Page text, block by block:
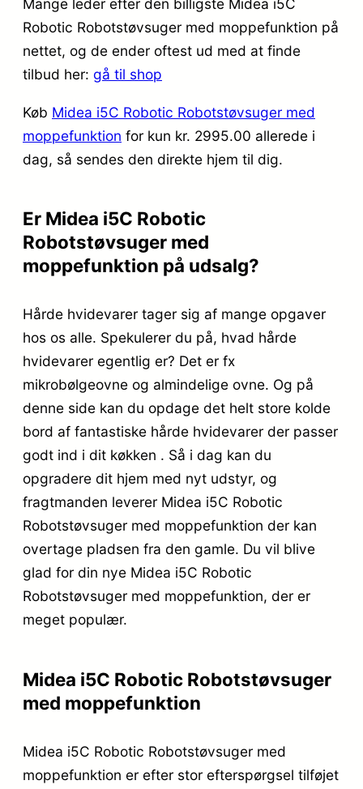
Mange leder efter den billigste Midea i5C
Robotic Robotstøvsuger med moppefunktion på
nettet, og de ender oftest ud med at finde
tilbud her: gå til shop
Køb Midea i5C Robotic Robotstøvsuger med
moppefunktion for kun kr. 2995.00 allerede i
dag, så sendes den direkte hjem til dig.
Er Midea i5C Robotic
Robotstøvsuger med
moppefunktion på udsalg?
Hårde hvidevarer tager sig af mange opgaver
hos os alle. Spekulerer du på, hvad hårde
hvidevarer egentlig er? Det er fx
mikrobølgeovne og almindelige ovne. Og på
denne side kan du opdage det helt store kolde
bord af fantastiske hårde hvidevarer der passer
godt ind i dit køkken . Så i dag kan du
opgradere dit hjem med nyt udstyr, og
fragtmanden leverer Midea i5C Robotic
Robotstøvsuger med moppefunktion der kan
overtage pladsen fra den gamle. Du vil blive
glad for din nye Midea i5C Robotic
Robotstøvsuger med moppefunktion, der er
meget populær.
Midea i5C Robotic Robotstøvsuger
med moppefunktion
Midea i5C Robotic Robotstøvsuger med
moppefunktion er efter stor efterspørgsel tilføjet